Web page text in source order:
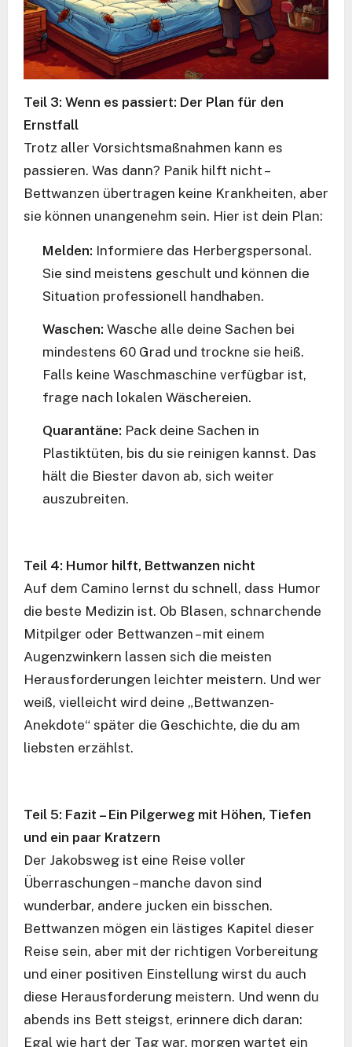
Teil 3: Wenn es passiert: Der Plan für den
Ernstfall
Trotz aller Vorsichtsmaßnahmen kann es
passieren. Was dann? Panik hilft nicht –
Bettwanzen übertragen keine Krankheiten, aber
sie können unangenehm sein. Hier ist dein Plan:
Melden: Informiere das Herbergspersonal.
Sie sind meistens geschult und können die
Situation professionell handhaben.
Waschen: Wasche alle deine Sachen bei
mindestens 60 Grad und trockne sie heiß.
Falls keine Waschmaschine verfügbar ist,
frage nach lokalen Wäschereien.
Quarantäne: Pack deine Sachen in
Plastiktüten, bis du sie reinigen kannst. Das
hält die Biester davon ab, sich weiter
auszubreiten.
Teil 4: Humor hilft, Bettwanzen nicht
Auf dem Camino lernst du schnell, dass Humor
die beste Medizin ist. Ob Blasen, schnarchende
Mitpilger oder Bettwanzen – mit einem
Augenzwinkern lassen sich die meisten
Herausforderungen leichter meistern. Und wer
weiß, vielleicht wird deine „Bettwanzen-
Anekdote“ später die Geschichte, die du am
liebsten erzählst.
Teil 5: Fazit – Ein Pilgerweg mit Höhen, Tiefen
und ein paar Kratzern
Der Jakobsweg ist eine Reise voller
Überraschungen – manche davon sind
wunderbar, andere jucken ein bisschen.
Bettwanzen mögen ein lästiges Kapitel dieser
Reise sein, aber mit der richtigen Vorbereitung
und einer positiven Einstellung wirst du auch
diese Herausforderung meistern. Und wenn du
abends ins Bett steigst, erinnere dich daran:
Egal wie hart der Tag war, morgen wartet ein